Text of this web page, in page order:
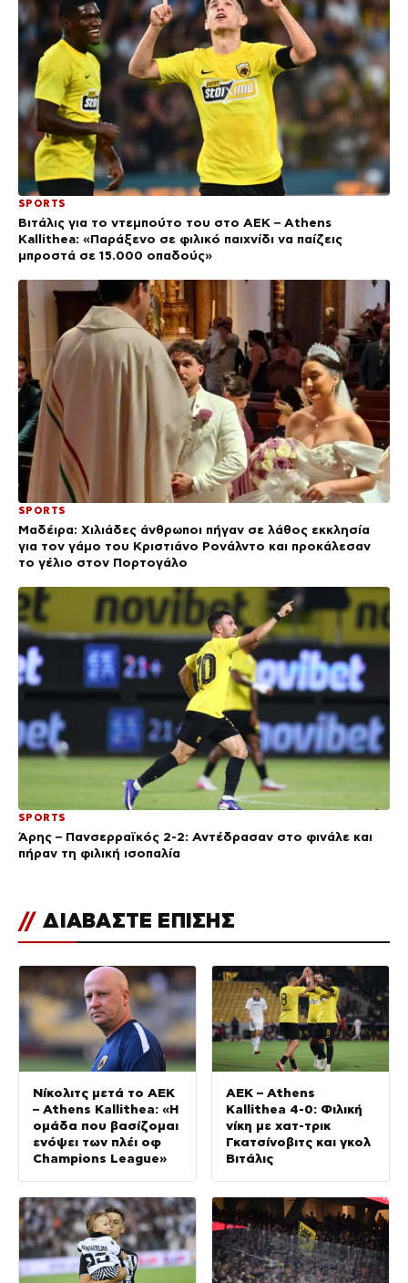
SPORTS
Βιτάλις για το ντεμπούτο του στο ΑΕΚ – Athens
Kallithea: «Παράξενο σε φιλικό παιχνίδι να παίζεις
μπροστά σε 15.000 οπαδούς»
SPORTS
Μαδέιρα: Χιλιάδες άνθρωποι πήγαν σε λάθος εκκλησία
για τον γάμο του Κριστιάνο Ρονάλντο και προκάλεσαν
το γέλιο στον Πορτογάλο
SPORTS
Άρης – Πανσερραϊκός 2-2: Αντέδρασαν στο φινάλε και
πήραν τη φιλική ισοπαλία
// ΔΙΑΒΑΣΤΕ ΕΠΙΣΗΣ
Νίκολιτς μετά το ΑΕΚ
– Athens Kallithea: «Η
ομάδα που βασίζομαι
ενόψει των πλέι οφ
Champions League»
ΑΕΚ – Athens
Kallithea 4-0: Φιλική
νίκη με χατ-τρικ
Γκατσίνοβιτς και γκολ
Βιτάλις